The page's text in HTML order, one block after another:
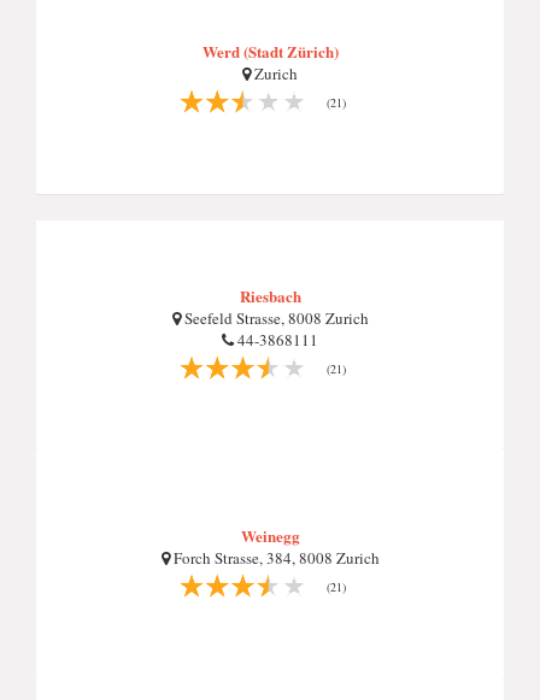
Werd (Stadt Zürich)
Zurich
(21)
Riesbach
Seefeld Strasse, 8008 Zurich
44-3868111
(21)
Weinegg
Forch Strasse, 384, 8008 Zurich
(21)